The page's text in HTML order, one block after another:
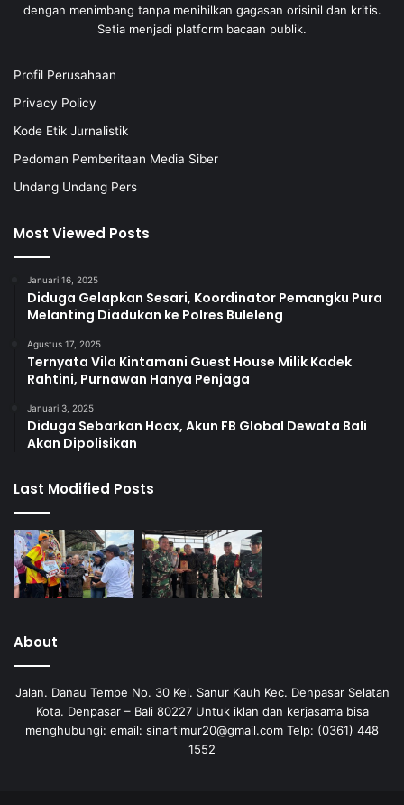
dengan menimbang tanpa menihilkan gagasan orisinil dan kritis.
Setia menjadi platform bacaan publik.
Profil Perusahaan
Privacy Policy
Kode Etik Jurnalistik
Pedoman Pemberitaan Media Siber
Undang Undang Pers
Most Viewed Posts
Januari 16, 2025
Diduga Gelapkan Sesari, Koordinator Pemangku Pura
Melanting Diadukan ke Polres Buleleng
Agustus 17, 2025
Ternyata Vila Kintamani Guest House Milik Kadek
Rahtini, Purnawan Hanya Penjaga
Januari 3, 2025
Diduga Sebarkan Hoax, Akun FB Global Dewata Bali
Akan Dipolisikan
Last Modified Posts
About
Jalan. Danau Tempe No. 30 Kel. Sanur Kauh Kec. Denpasar Selatan
Kota. Denpasar – Bali 80227 Untuk iklan dan kerjasama bisa
menghubungi: email: sinartimur20@gmail.com Telp: (0361) 448
1552